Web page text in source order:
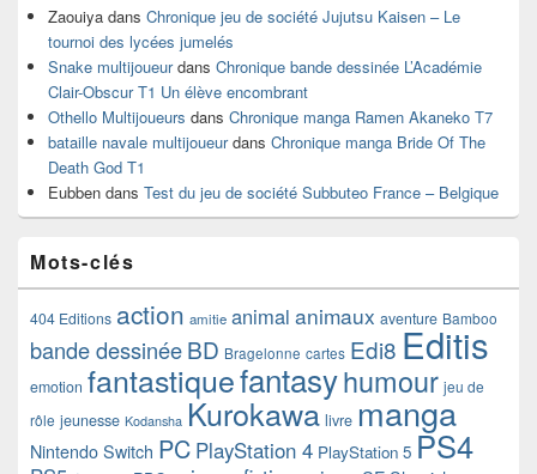
Zaouiya dans Chronique jeu de société Jujutsu Kaisen – Le
tournoi des lycées jumelés
Snake multijoueurdans Chronique bande dessinée L’Académie
Clair-Obscur T1 Un élève encombrant
Othello Multijoueurs dans Chronique manga Ramen Akaneko T7
bataille navale multijoueurdans Chronique manga Bride Of The
Death God T1
Eubben dans Test du jeu de société Subbuteo France – Belgique
Mots-clés
404 Editions action amitie animal animaux aventure Bamboo
bande dessinéeBD Bragelonne cartes Edi8 Editis
emotion fantastiquefantasyhumour jeu de
rôle jeunesse Kodansha Kurokawa livre manga
Nintendo Switch PC PlayStation 4 PlayStation 5 PS4